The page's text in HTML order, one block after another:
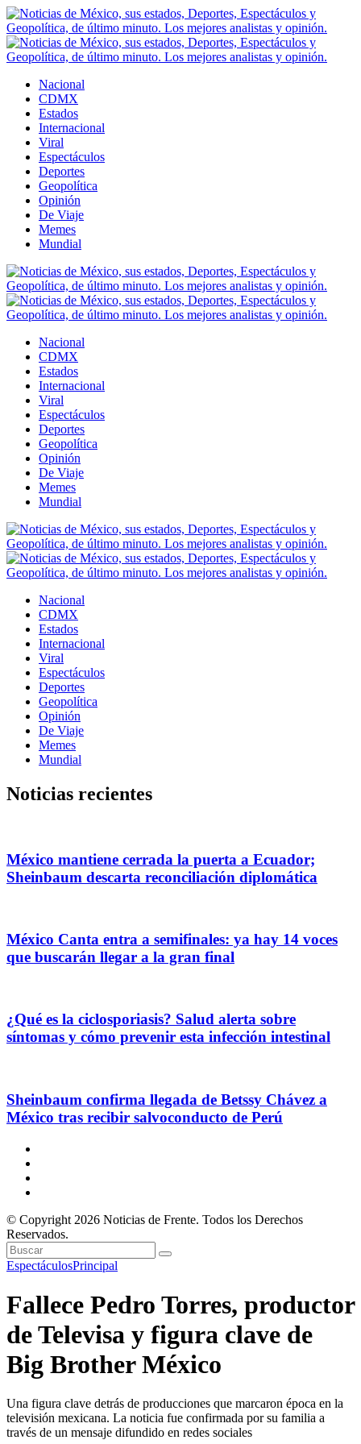
Nacional
CDMX
Estados
Internacional
Viral
Espectáculos
Deportes
Geopolítica
Opinión
De Viaje
Memes
Mundial
Nacional
CDMX
Estados
Internacional
Viral
Espectáculos
Deportes
Geopolítica
Opinión
De Viaje
Memes
Mundial
Nacional
CDMX
Estados
Internacional
Viral
Espectáculos
Deportes
Geopolítica
Opinión
De Viaje
Memes
Mundial
Noticias recientes
México mantiene cerrada la puerta a Ecuador;
Sheinbaum descarta reconciliación diplomática
México Canta entra a semifinales: ya hay 14 voces
que buscarán llegar a la gran final
¿Qué es la ciclosporiasis? Salud alerta sobre
síntomas y cómo prevenir esta infección intestinal
Sheinbaum confirma llegada de Betssy Chávez a
México tras recibir salvoconducto de Perú
© Copyright 2026 Noticias de Frente. Todos los Derechos
Reservados.
EspectáculosPrincipal
Fallece Pedro Torres, productor
de Televisa y figura clave de
Big Brother México
Una figura clave detrás de producciones que marcaron época en la
televisión mexicana. La noticia fue confirmada por su familia a
través de un mensaje difundido en redes sociales